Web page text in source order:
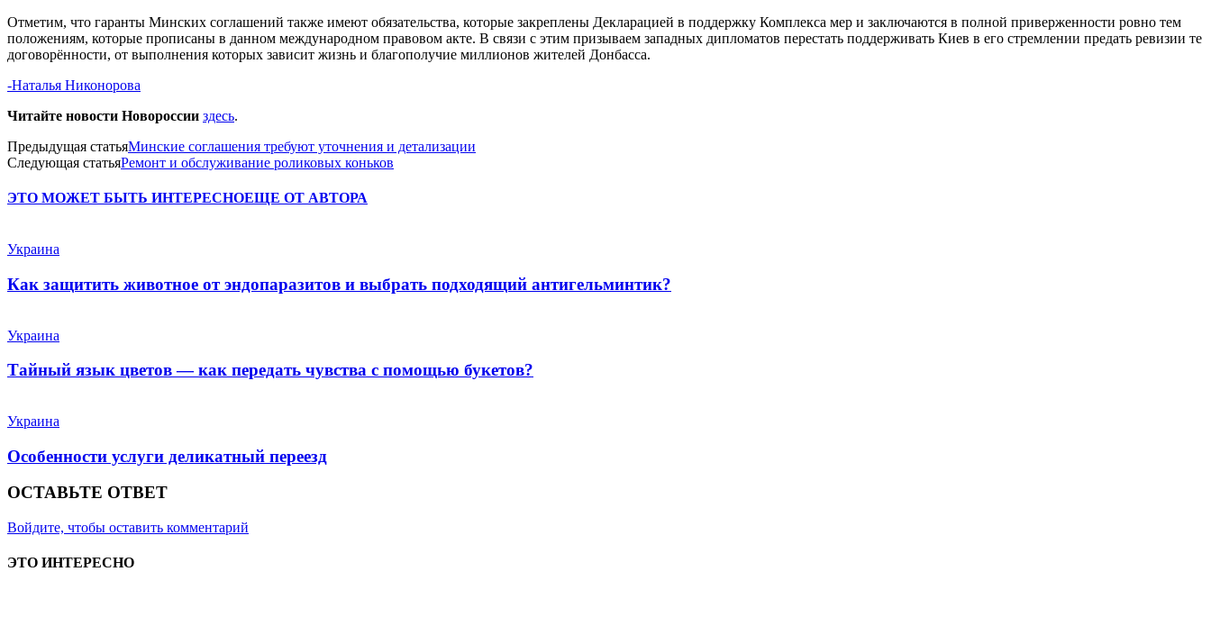
Отметим, что гаранты Минских соглашений также имеют обязательства, которые закреплены Декларацией в поддержку Комплекса мер и заключаются в полной приверженности ровно тем
положениям, которые прописаны в данном международном правовом акте. В связи с этим призываем западных дипломатов перестать поддерживать Киев в его стремлении предать ревизии те
договорённости, от выполнения которых зависит жизнь и благополучие миллионов жителей Донбасса.
-Наталья Никонорова
Читайте новости Новороссии здесь.
Предыдущая статьяМинские соглашения требуют уточнения и детализации
Следующая статьяРемонт и обслуживание роликовых коньков
ЭТО МОЖЕТ БЫТЬ ИНТЕРЕСНОЕЩЕ ОТ АВТОРА
Украина
Как защитить животное от эндопаразитов и выбрать подходящий антигельминтик?
Украина
Тайный язык цветов — как передать чувства с помощью букетов?
Украина
Особенности услуги деликатный переезд
ОСТАВЬТЕ ОТВЕТ
Войдите, чтобы оставить комментарий
ЭТО ИНТЕРЕСНО